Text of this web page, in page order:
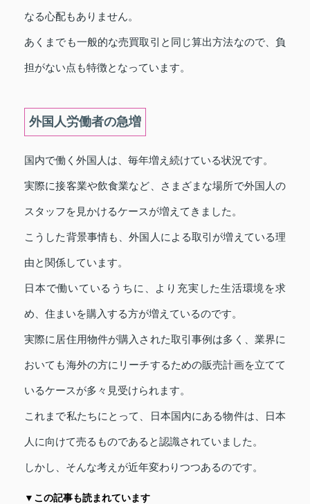
なる心配もありません。
あくまでも一般的な売買取引と同じ算出方法なので、負
担がない点も特徴となっています。
外国人労働者の急増
国内で働く外国人は、毎年増え続けている状況です。
実際に接客業や飲食業など、さまざまな場所で外国人の
スタッフを見かけるケースが増えてきました。
こうした背景事情も、外国人による取引が増えている理
由と関係しています。
日本で働いているうちに、より充実した生活環境を求
め、住まいを購入する方が増えているのです。
実際に居住用物件が購入された取引事例は多く、業界に
おいても海外の方にリーチするための販売計画を立てて
いるケースが多々見受けられます。
これまで私たちにとって、日本国内にある物件は、日本
人に向けて売るものであると認識されていました。
しかし、そんな考えが近年変わりつつあるのです。
▼この記事も読まれています